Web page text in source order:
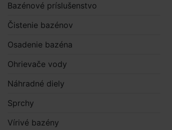
Bazénové príslušenstvo
Čistenie bazénov
Osadenie bazéna
Ohrievače vody
Náhradné diely
Sprchy
Vírivé bazény